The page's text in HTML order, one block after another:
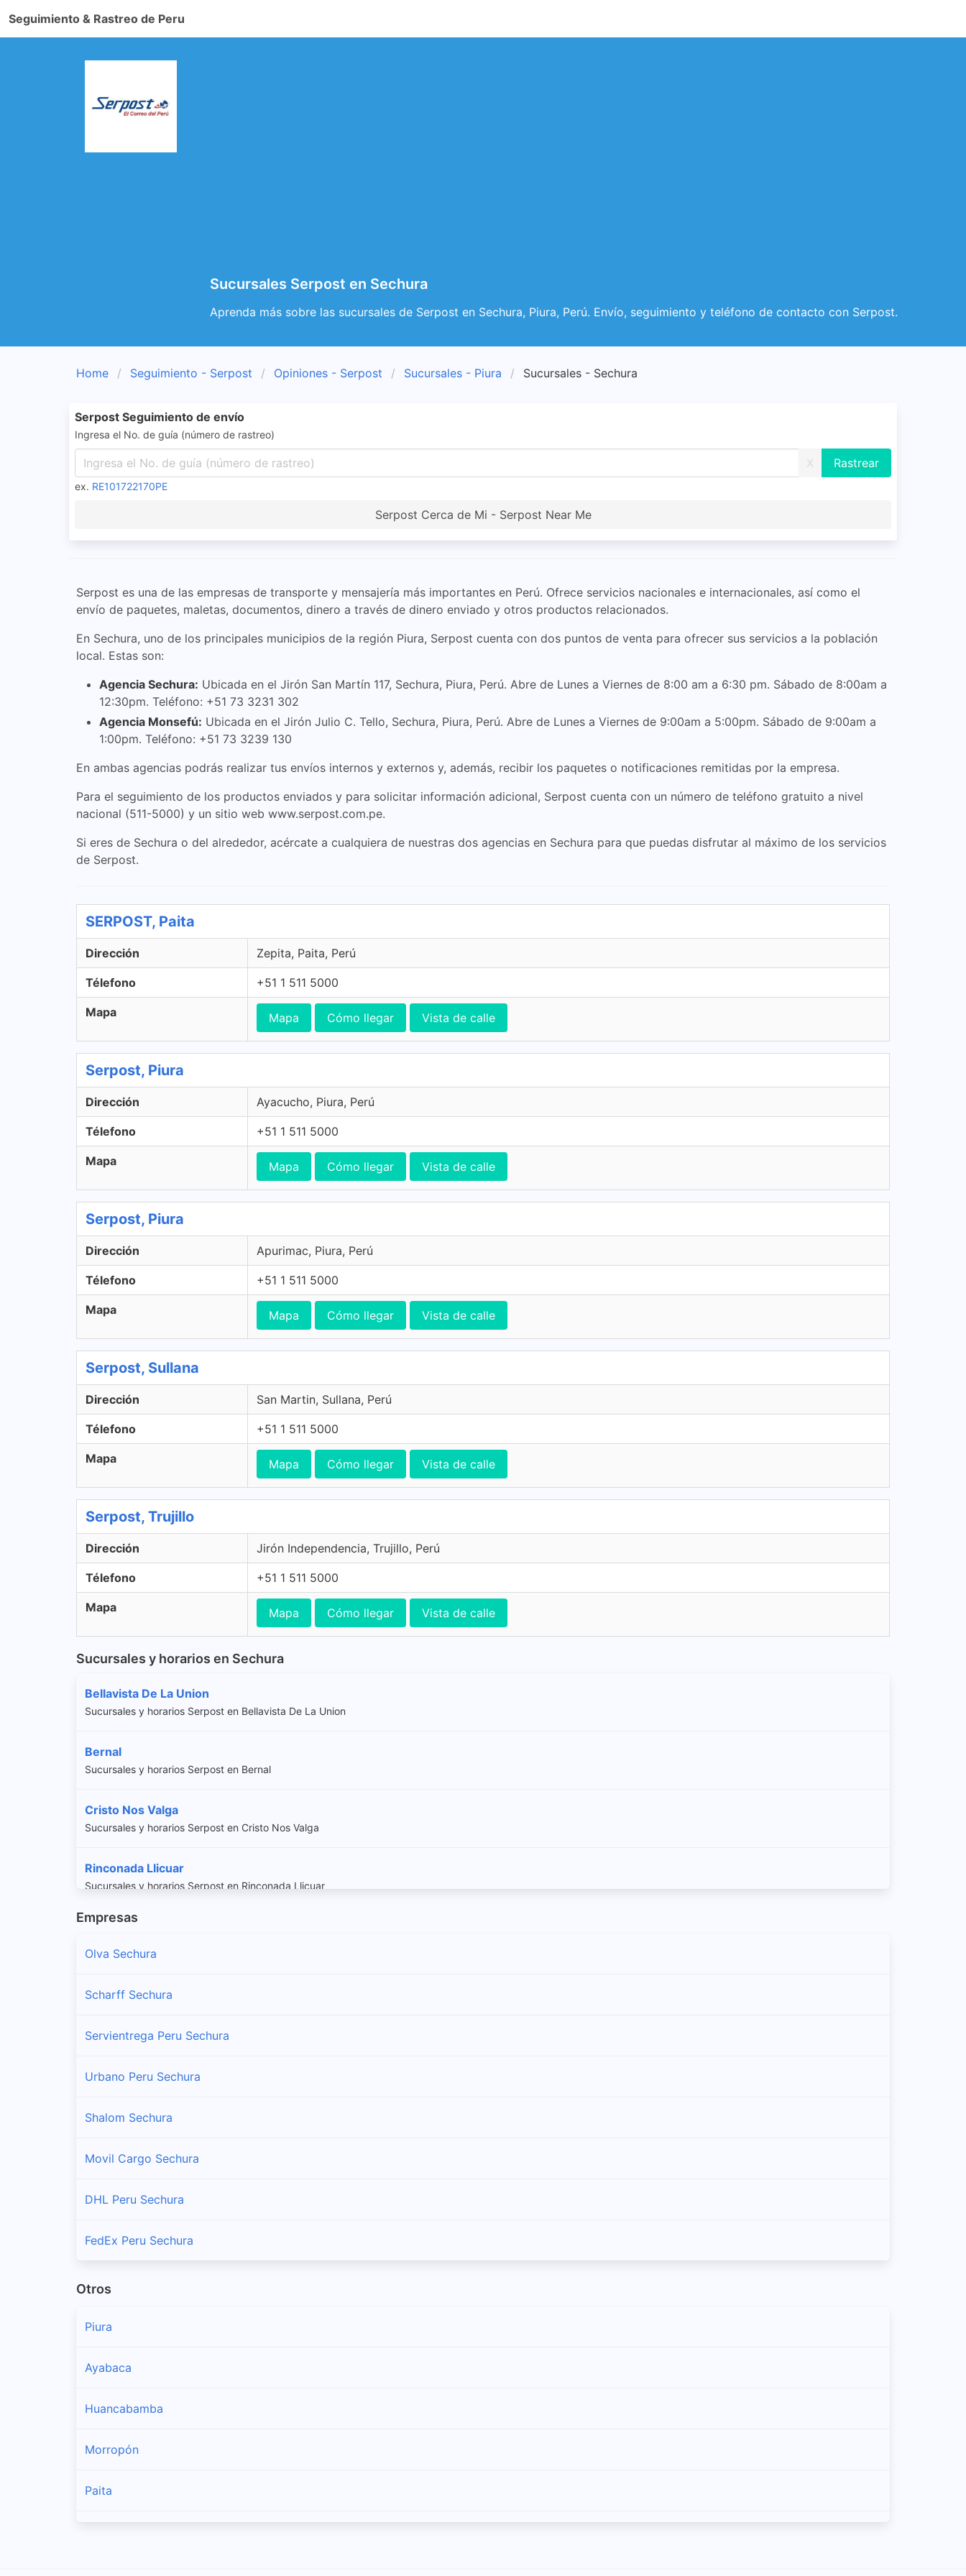
Seguimiento & Rastreo de Peru
Sucursales Serpost en Sechura
Aprenda más sobre las sucursales de Serpost en Sechura, Piura, Perú. Envío, seguimiento y teléfono de contacto con Serpost.
Home Seguimiento - Serpost Opiniones - Serpost Sucursales - Piura Sucursales - Sechura
Serpost Seguimiento de envío
Ingresa el No. de guía (número de rastreo)
X
ex. RE101722170PE
Serpost Cerca de Mi - Serpost Near Me
Serpost es una de las empresas de transporte y mensajería más importantes en Perú. Ofrece servicios nacionales e internacionales, así como el
envío de paquetes, maletas, documentos, dinero a través de dinero enviado y otros productos relacionados.
En Sechura, uno de los principales municipios de la región Piura, Serpost cuenta con dos puntos de venta para ofrecer sus servicios a la población
local. Estas son:
Agencia Sechura: Ubicada en el Jirón San Martín 117, Sechura, Piura, Perú. Abre de Lunes a Viernes de 8:00 am a 6:30 pm. Sábado de 8:00am a
12:30pm. Teléfono: +51 73 3231 302
Agencia Monsefú: Ubicada en el Jirón Julio C. Tello, Sechura, Piura, Perú. Abre de Lunes a Viernes de 9:00am a 5:00pm. Sábado de 9:00am a
1:00pm. Teléfono: +51 73 3239 130
En ambas agencias podrás realizar tus envíos internos y externos y, además, recibir los paquetes o notificaciones remitidas por la empresa.
Para el seguimiento de los productos enviados y para solicitar información adicional, Serpost cuenta con un número de teléfono gratuito a nivel
nacional (511-5000) y un sitio web www.serpost.com.pe.
Si eres de Sechura o del alrededor, acércate a cualquiera de nuestras dos agencias en Sechura para que puedas disfrutar al máximo de los servicios
de Serpost.
SERPOST, Paita
Dirección Zepita, Paita, Perú
Télefono +51 1 511 5000
Mapa Mapa Cómo llegar Vista de calle
Serpost, Piura
Dirección Ayacucho, Piura, Perú
Télefono +51 1 511 5000
Mapa Mapa Cómo llegar Vista de calle
Serpost, Piura
Dirección Apurimac, Piura, Perú
Télefono +51 1 511 5000
Mapa Mapa Cómo llegar Vista de calle
Serpost, Sullana
Dirección San Martin, Sullana, Perú
Télefono +51 1 511 5000
Mapa Mapa Cómo llegar Vista de calle
Serpost, Trujillo
Dirección Jirón Independencia, Trujillo, Perú
Télefono +51 1 511 5000
Mapa Mapa Cómo llegar Vista de calle
Sucursales y horarios en Sechura
Bellavista De La Union
Sucursales y horarios Serpost en Bellavista De La Union
Bernal
Sucursales y horarios Serpost en Bernal
Cristo Nos Valga
Sucursales y horarios Serpost en Cristo Nos Valga
Rinconada Llicuar
Sucursales y horarios Serpost en Rinconada Llicuar
Sechura
Sucursales y horarios Serpost en Vice
Empresas
Olva Sechura
Scharff Sechura
Servientrega Peru Sechura
Urbano Peru Sechura
Shalom Sechura
Movil Cargo Sechura
DHL Peru Sechura
FedEx Peru Sechura
Otros
Piura
Ayabaca
Huancabamba
Morropón
Paita